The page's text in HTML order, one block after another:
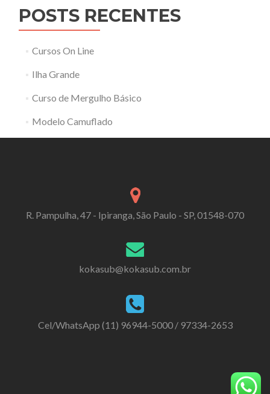
POSTS RECENTES
Cursos On Line
Ilha Grande
Curso de Mergulho Básico
Modelo Camuflado
R. Pampulha, 47 - Ipiranga, São Paulo - SP, 01548-070
kokasub@kokasub.com.br
Cel/WhatsApp (11) 96944-5000 / 97334-2653